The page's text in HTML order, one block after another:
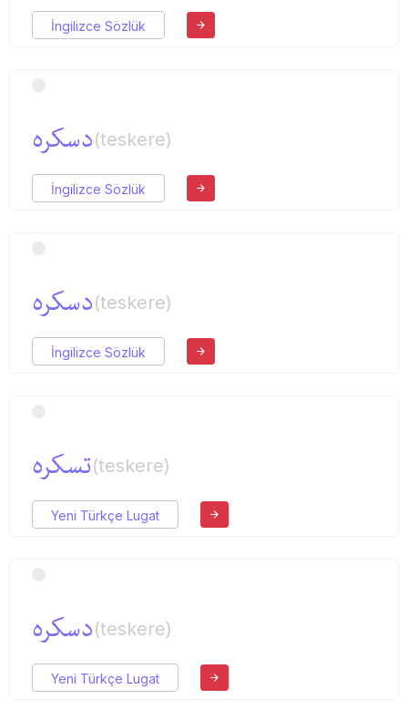
İngilizce Sözlük
دسكره(teskere)
İngilizce Sözlük
دسكره(teskere)
İngilizce Sözlük
تسكره(teskere)
Yeni Türkçe Lugat
دسكره(teskere)
Yeni Türkçe Lugat